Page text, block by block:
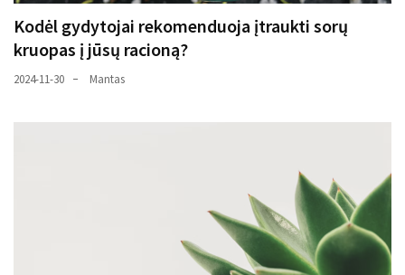
Kodėl gydytojai rekomenduoja įtraukti sorų
kruopas į jūsų racioną?
2024-11-30 Mantas